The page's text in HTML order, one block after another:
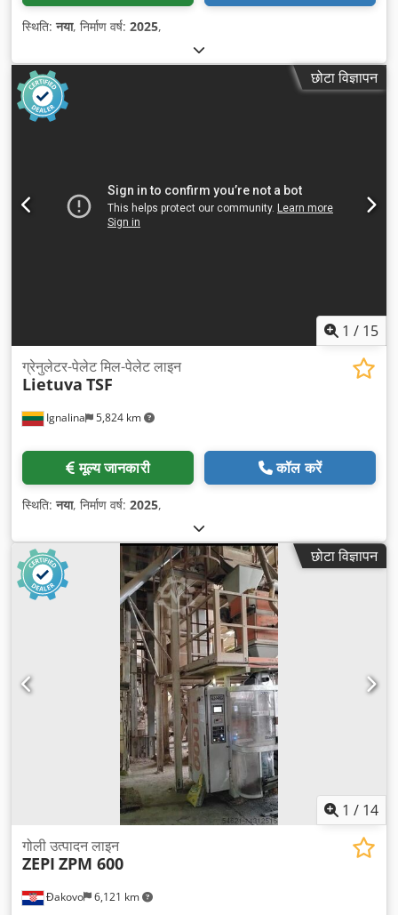
स्थिति:नया, निर्माण वर्ष: 2025,
छोटा विज्ञापन
1 / 15
Ignalina 5,824 km
ग्रेनुलेटर-पेलेट मिल-पेलेट लाइन
Lietuva TSF
मूल्य जानकारी कॉल करें
स्थिति:नया, निर्माण वर्ष: 2025,
छोटा विज्ञापन
1 / 14
Đakovo 6,121 km
गोली उत्पादन लाइन
ZEPI ZPM 600